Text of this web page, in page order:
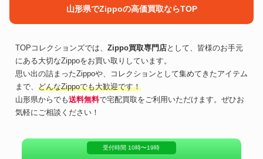
山形県でZippoの高価買取ならTOP
TOPコレクションズでは、 Zippo買取専門店として、皆様のお手元
にある大切なZippoをお買い取りしています。
思い出の詰まったZippoや、コレクションとして集めてきたアイテム
まで、 どんなZippoでも大歓迎です！
山形県からでも送料無料で宅配買取をご利用いただけます。ぜひお
気軽にご相談ください！
受付時間 10時〜19時